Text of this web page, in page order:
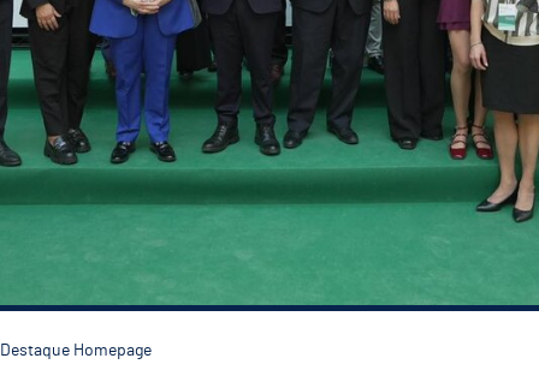
Destaque Homepage